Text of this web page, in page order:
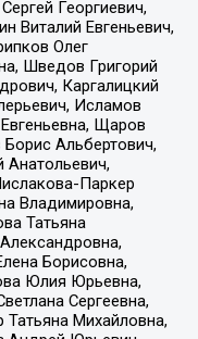
Георгиевич,
Виталий Евгеньевич,
Олег
Шведов Григорий
Каргалицкий
Исламов
Щаров
Альбертович,
Анатольевич,
Паркер
Владимировна,
Татьяна
Борисовна,
Юлия Юрьевна,
Сергеевна,
Михайловна,